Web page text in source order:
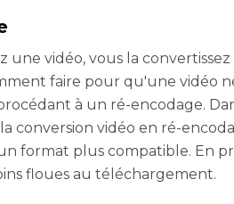
une vidéo, vous la
faire pour qu'une vidéo
à un ré-encodage.
conversion vidéo en ré-
format plus compatible. En
floues au téléchargement.